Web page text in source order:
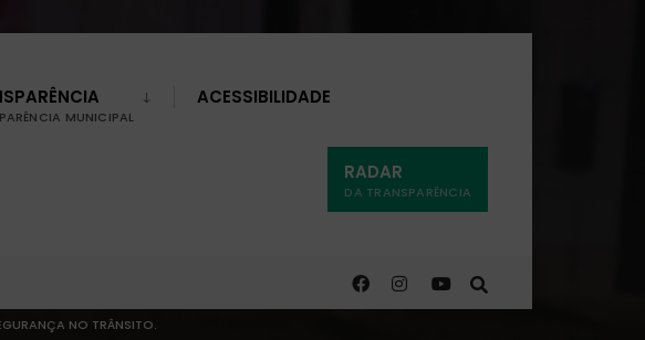
MUNICIPAL
ACESSIBILIDADE
RADAR
DA TRANSPARÊNCIA
NO TRÂNSITO.